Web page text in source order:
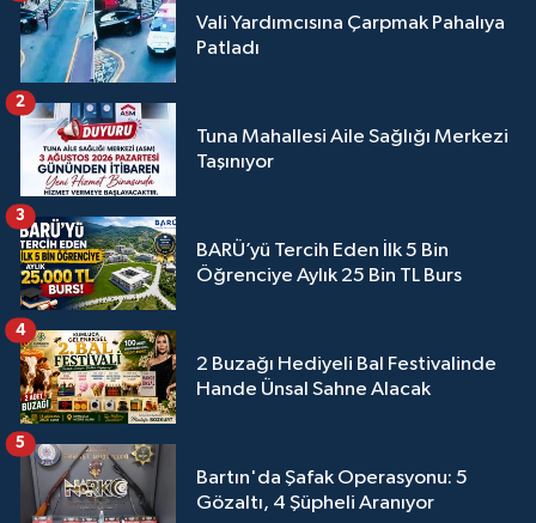
Vali Yardımcısına Çarpmak Pahalıya
Patladı
Tuna Mahallesi Aile Sağlığı Merkezi
Taşınıyor
2
BARÜ’yü Tercih Eden İlk 5 Bin
Öğrenciye Aylık 25 Bin TL Burs
3
2 Buzağı Hediyeli Bal Festivalinde
Hande Ünsal Sahne Alacak
4
Bartın'da Şafak Operasyonu: 5
Gözaltı, 4 Şüpheli Aranıyor
5